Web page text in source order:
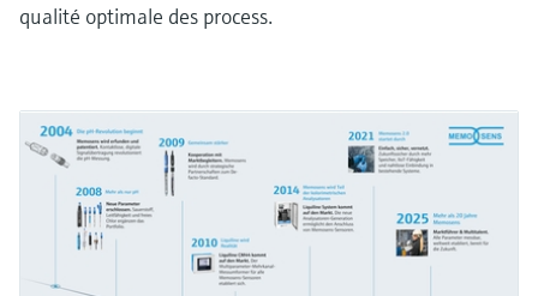
qualité optimale des process.